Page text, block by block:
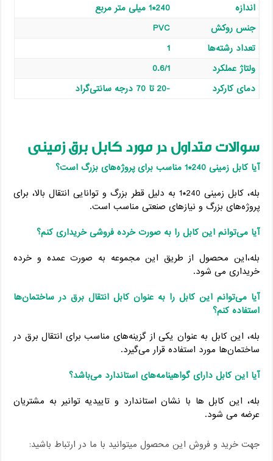
اندازه
240*1 میلی متر مربع
جنس روکش
PVC
تعداد رشته‌ها
1
ولتاژ عملکرد
0.6/1
دمای کارکرد
-20 تا 70 درجه سانتی‌گراد
سوالات متداول در مورد کابل برق زمینی
آیا کابل زمینی 240*1 مناسب برای پروژه‌های بزرگ است؟
بله، کابل زمینی 240*1 به دلیل قطر بزرگ و توانایی انتقال بالا، برای
پروژه‌های بزرگ و نیازهای صنعتی مناسب است.
آیا می‌توانم این کابل را به صورت خرده فروشی خریداری کنم؟
بله،این محصول از طریق این مجموعه به صورت عمده و خرده
خریداری می شود.
آیا می‌توانم این کابل را به عنوان کابل انتقال برق در ساختمان‌ها
استفاده کنم؟
بله، این کابل به عنوان یکی از گزینه‌های مناسب برای انتقال برق در
ساختمان‌ها مورد استفاده قرار می‌گیرد.
آیا این کابل دارای گواهینامه‌های استاندارد می‌باشد؟
بله، این کابل ها با نشان استاندارد و تاییدیه توانیر به مشتریان
عرضه می شود.
جهت خرید و فروش این محصول میتوانید با ما در ارتباط باشید: